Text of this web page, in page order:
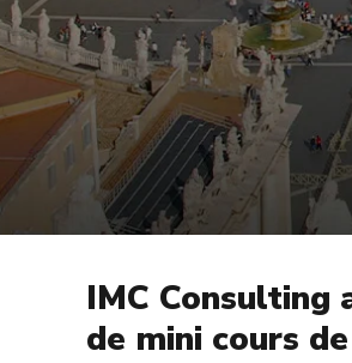
IMC Consulting
de mini cours